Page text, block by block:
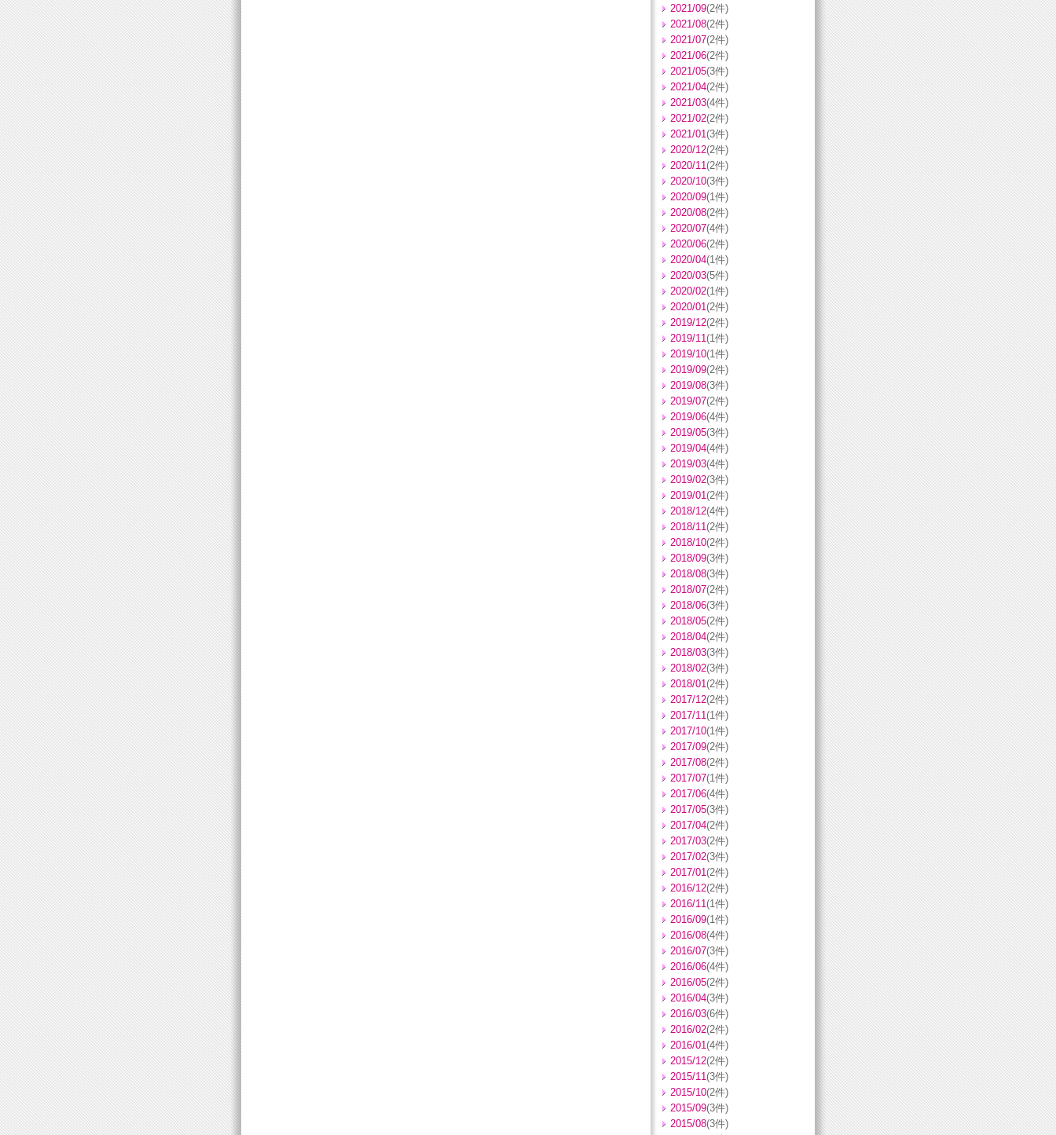
2021/09(2件)
2021/08(2件)
2021/07(2件)
2021/06(2件)
2021/05(3件)
2021/04(2件)
2021/03(4件)
2021/02(2件)
2021/01(3件)
2020/12(2件)
2020/11(2件)
2020/10(3件)
2020/09(1件)
2020/08(2件)
2020/07(4件)
2020/06(2件)
2020/04(1件)
2020/03(5件)
2020/02(1件)
2020/01(2件)
2019/12(2件)
2019/11(1件)
2019/10(1件)
2019/09(2件)
2019/08(3件)
2019/07(2件)
2019/06(4件)
2019/05(3件)
2019/04(4件)
2019/03(4件)
2019/02(3件)
2019/01(2件)
2018/12(4件)
2018/11(2件)
2018/10(2件)
2018/09(3件)
2018/08(3件)
2018/07(2件)
2018/06(3件)
2018/05(2件)
2018/04(2件)
2018/03(3件)
2018/02(3件)
2018/01(2件)
2017/12(2件)
2017/11(1件)
2017/10(1件)
2017/09(2件)
2017/08(2件)
2017/07(1件)
2017/06(4件)
2017/05(3件)
2017/04(2件)
2017/03(2件)
2017/02(3件)
2017/01(2件)
2016/12(2件)
2016/11(1件)
2016/09(1件)
2016/08(4件)
2016/07(3件)
2016/06(4件)
2016/05(2件)
2016/04(3件)
2016/03(6件)
2016/02(2件)
2016/01(4件)
2015/12(2件)
2015/11(3件)
2015/10(2件)
2015/09(3件)
2015/08(3件)